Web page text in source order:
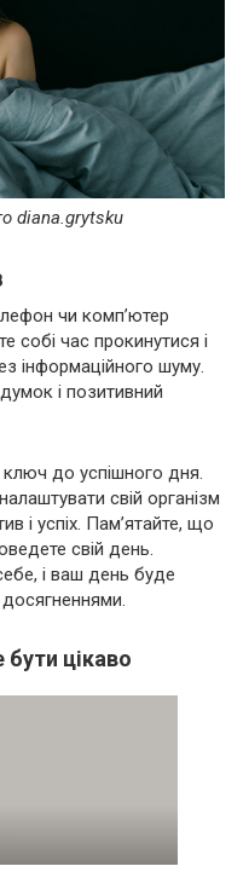
diana.grytsku
чи комп’ютер
собі час прокинутися і
інформаційного шуму.
і позитивний
до успішного дня.
свій організм
і успіх. Пам’ятайте, що
свій день.
і ваш день буде
цікаво